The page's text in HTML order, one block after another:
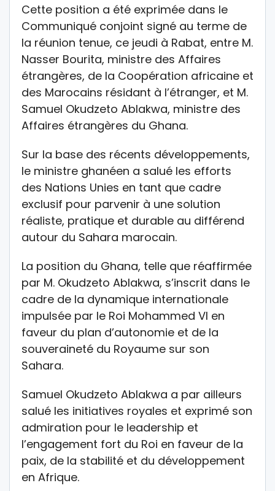
Cette position a été exprimée dans le
Communiqué conjoint signé au terme de
la réunion tenue, ce jeudi à Rabat, entre M.
Nasser Bourita, ministre des Affaires
étrangères, de la Coopération africaine et
des Marocains résidant à l’étranger, et M.
Samuel Okudzeto Ablakwa, ministre des
Affaires étrangères du Ghana.
Sur la base des récents développements,
le ministre ghanéen a salué les efforts
des Nations Unies en tant que cadre
exclusif pour parvenir à une solution
réaliste, pratique et durable au différend
autour du Sahara marocain.
La position du Ghana, telle que réaffirmée
par M. Okudzeto Ablakwa, s’inscrit dans le
cadre de la dynamique internationale
impulsée par le Roi Mohammed VI en
faveur du plan d’autonomie et de la
souveraineté du Royaume sur son
Sahara.
Samuel Okudzeto Ablakwa a par ailleurs
salué les initiatives royales et exprimé son
admiration pour le leadership et
l’engagement fort du Roi en faveur de la
paix, de la stabilité et du développement
en Afrique.